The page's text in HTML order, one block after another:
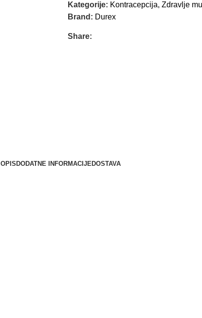
Kategorije: Kontracepcija, Zdravlje
Brand: Durex
Share:
OPISDODATNE INFORMACIJEDOSTAVA